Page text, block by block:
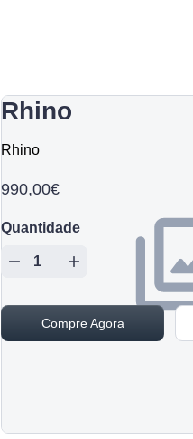
Rhino
Rhino
990,00€
Quantidade
Compre Agora